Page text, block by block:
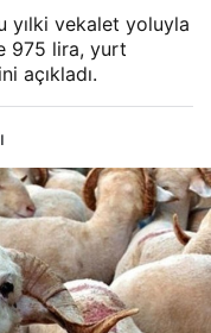
yılki vekalet yoluyla
975 lira, yurt
açıkladı.